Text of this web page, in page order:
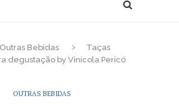
Outras Bebidas
Taças
degustação by Vinícola Pericó
OUTRAS BEBIDAS